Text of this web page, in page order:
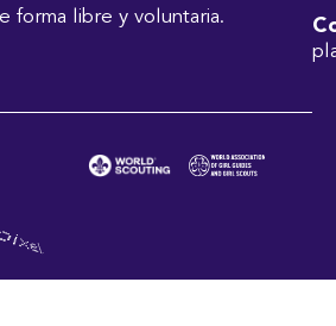
forma libre y voluntaria.